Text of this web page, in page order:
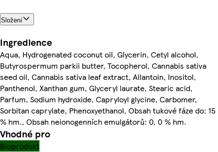
Složení
Ingredience
Aqua, Hydrogenated coconut oil, Glycerin, Cetyl alcohol,
Butyrospermum parkii butter, Tocopherol, Cannabis sativa
seed oil, Cannabis sativa leaf extract, Allantoin, Inositol,
Panthenol, Xanthan gum, Glyceryl laurate, Stearic acid,
Parfum, Sodium hydroxide, Capryloyl glycine, Carbomer,
Sorbitan caprylate, Phenoxyethanol, Obsah tukové fáze do: 15
% hm., Obsah neionogenních emulgátorů: 0, 0 % hm.
Vhodné pro
Bioprodukt